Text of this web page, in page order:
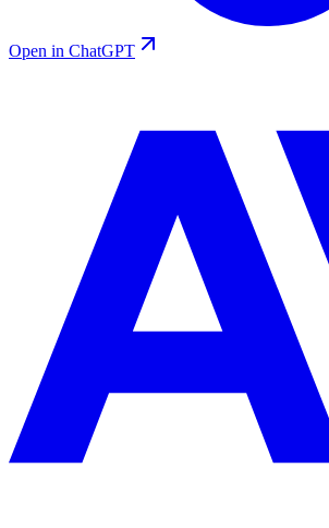
Open in ChatGPT